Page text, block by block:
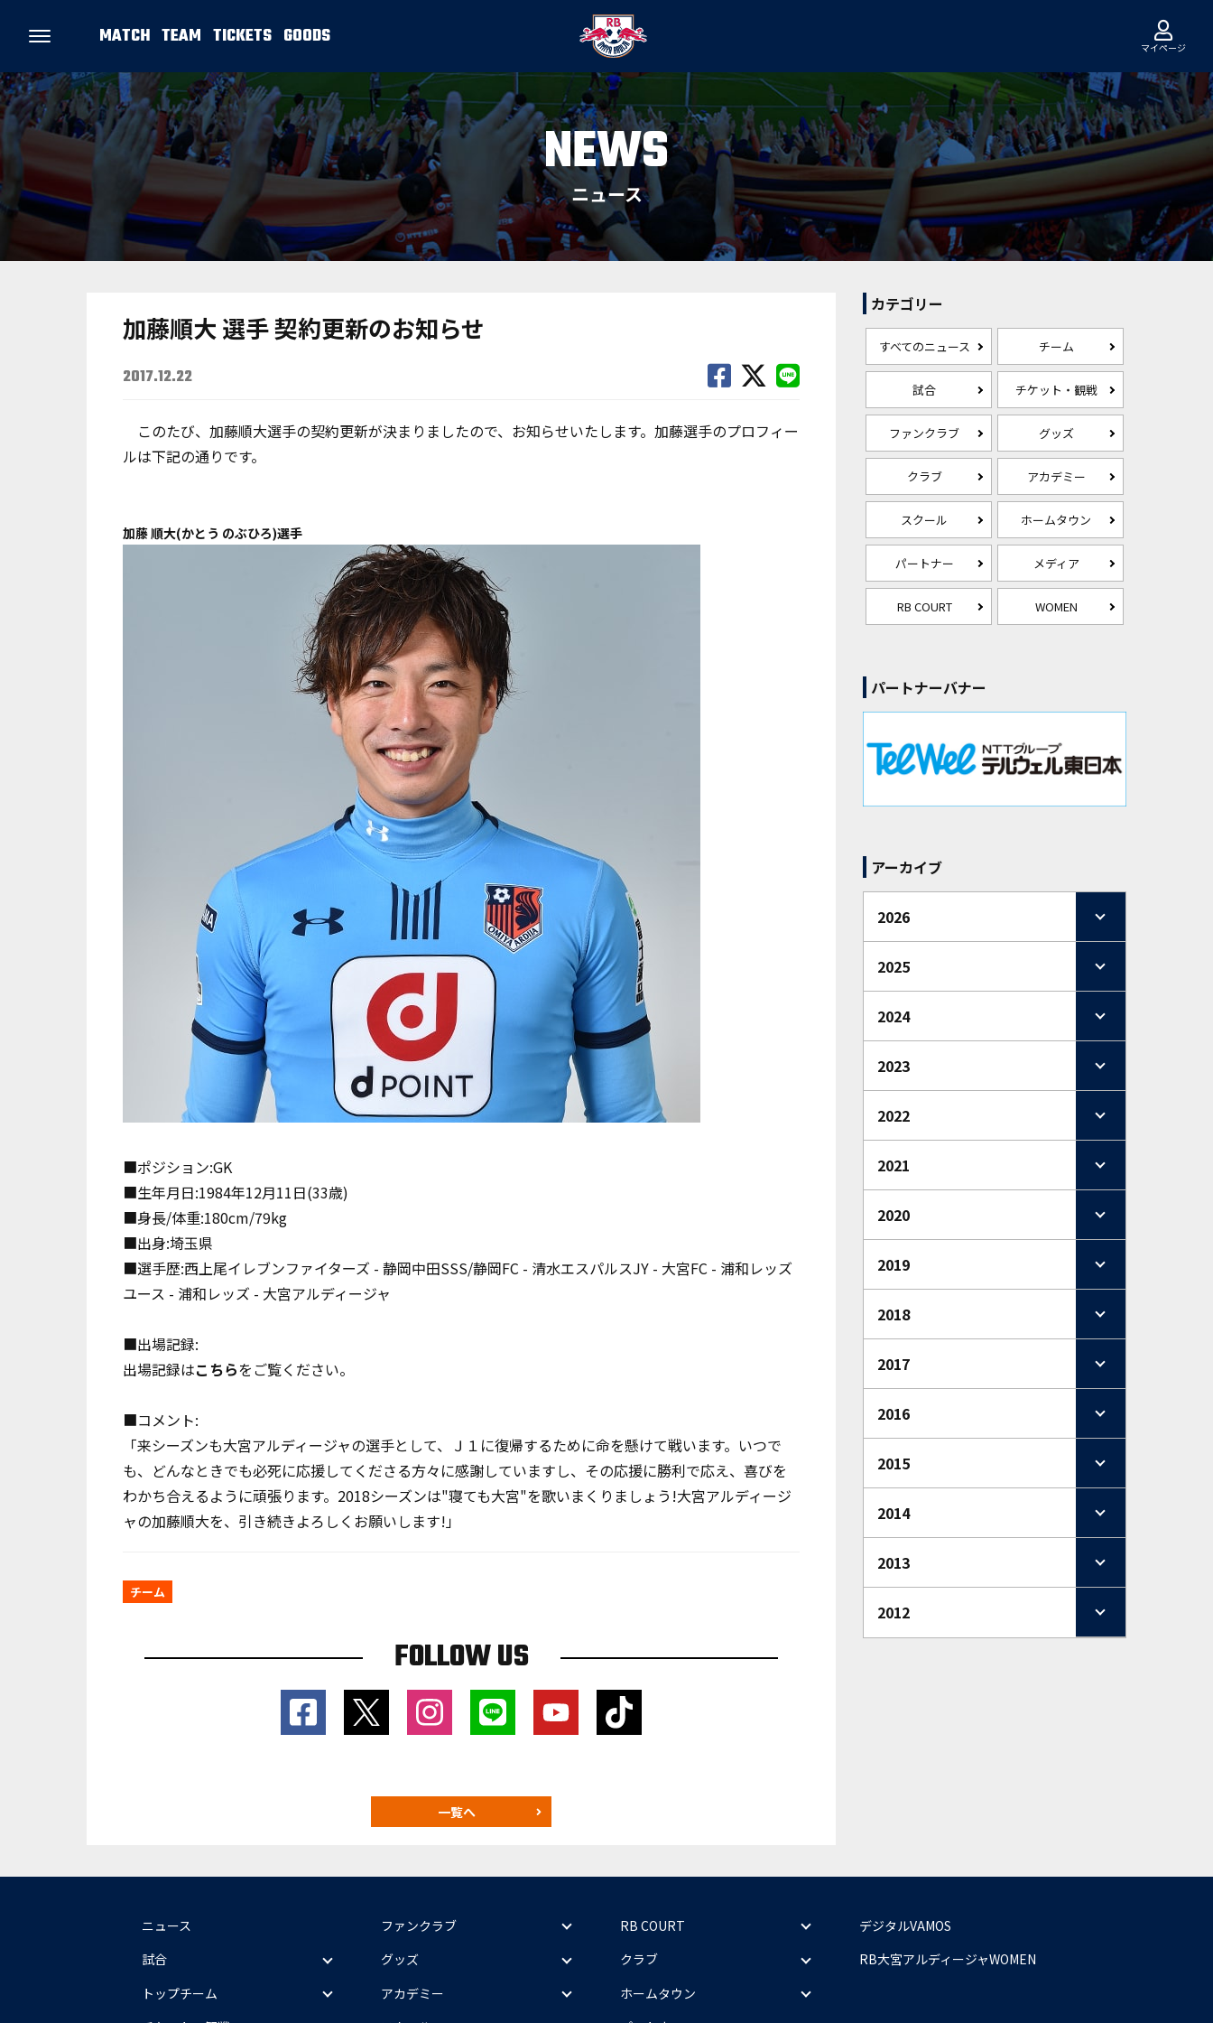
MATCH TEAM TICKETS GOODS マイページ
NEWS
ニュース
加藤順大 選手 契約更新のお知らせ
2017.12.22
このたび、加藤順大選手の契約更新が決まりましたので、お知らせいたします。加藤選手のプロフィー
ルは下記の通りです。
加藤 順大(かとう のぶひろ)選手
■ポジション:GK
■生年月日:1984年12月11日(33歳)
■身長/体重:180cm/79kg
■出身:埼玉県
■選手歴:西上尾イレブンファイターズ - 静岡中田SSS/静岡FC - 清水エスパルスJY - 大宮FC - 浦和レッズ
ユース - 浦和レッズ - 大宮アルディージャ
■出場記録:
出場記録はこちらをご覧ください。
■コメント:
「来シーズンも大宮アルディージャの選手として、Ｊ１に復帰するために命を懸けて戦います。いつで
も、どんなときでも必死に応援してくださる方々に感謝していますし、その応援に勝利で応え、喜びを
わかち合えるように頑張ります。2018シーズンは"寝ても大宮"を歌いまくりましょう!大宮アルディージ
ャの加藤順大を、引き続きよろしくお願いします!」
チーム
FOLLOW US
一覧へ
カテゴリー
すべてのニュース チーム
試合 チケット・観戦
ファンクラブ グッズ
クラブ アカデミー
スクール ホームタウン
パートナー メディア
RB COURT WOMEN
パートナーバナー
アーカイブ
2026
2025
2024
2023
2022
2021
2020
2019
2018
2017
2016
2015
2014
2013
2012
ニュース
試合
トップチーム
ファンクラブ
グッズ
アカデミー
RB COURT
クラブ
ホームタウン
デジタルVAMOS
RB大宮アルディージャWOMEN